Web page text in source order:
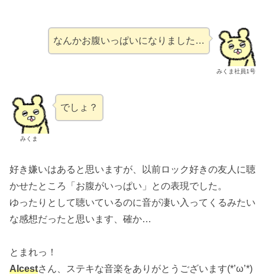
みくま社員1号
なんかお腹いっぱいになりました…
みくま
でしょ？
好き嫌いはあると思いますが、以前ロック好きの友人に聴
かせたところ「お腹がいっぱい」との表現でした。
ゆったりとして聴いているのに音が凄い入ってくるみたい
な感想だったと思います、確か…
とまれっ！
Alcestさん、ステキな音楽をありがとうございます(*’ω’*)